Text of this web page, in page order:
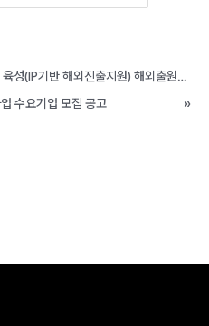
[충북] 2025년 글로벌 IP스타기업 육성(IP기반 해외진출지원) 해외출원비용 지원사업 모집 공고
수요기업 모집 공고
»